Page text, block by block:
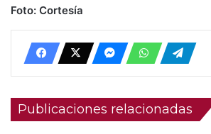
Foto: Cortesía
Publicaciones relacionadas